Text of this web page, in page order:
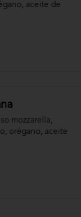
aceite de
mozzarella,
orégano, aceite